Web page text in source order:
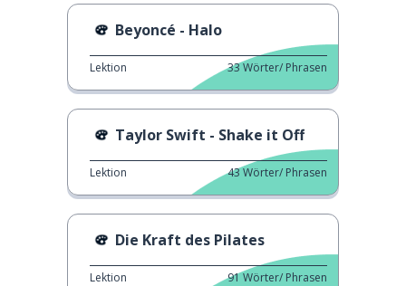
Beyoncé - Halo
Lektion 33Wörter/ Phrasen
Taylor Swift - Shake it Off
Lektion 43Wörter/ Phrasen
Die Kraft des Pilates
Lektion 91Wörter/ Phrasen